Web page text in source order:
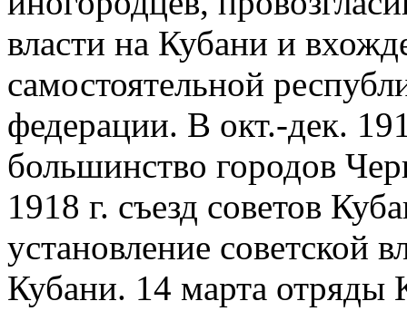
власти на Кубани и
самостоятельной
федерации. В окт.-дек.
большинство городов
1918 г. съезд советов
установление советской
Кубани. 14 марта отряды